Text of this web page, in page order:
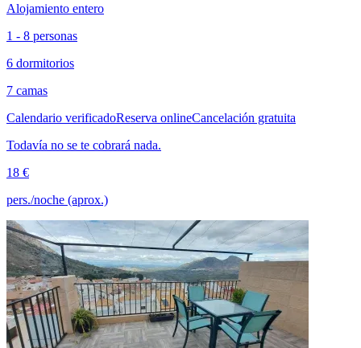
Alojamiento entero
1 - 8 personas
6 dormitorios
7 camas
Calendario verificadoReserva onlineCancelación gratuita
Todavía no se te cobrará nada.
18 €
pers./noche (aprox.)